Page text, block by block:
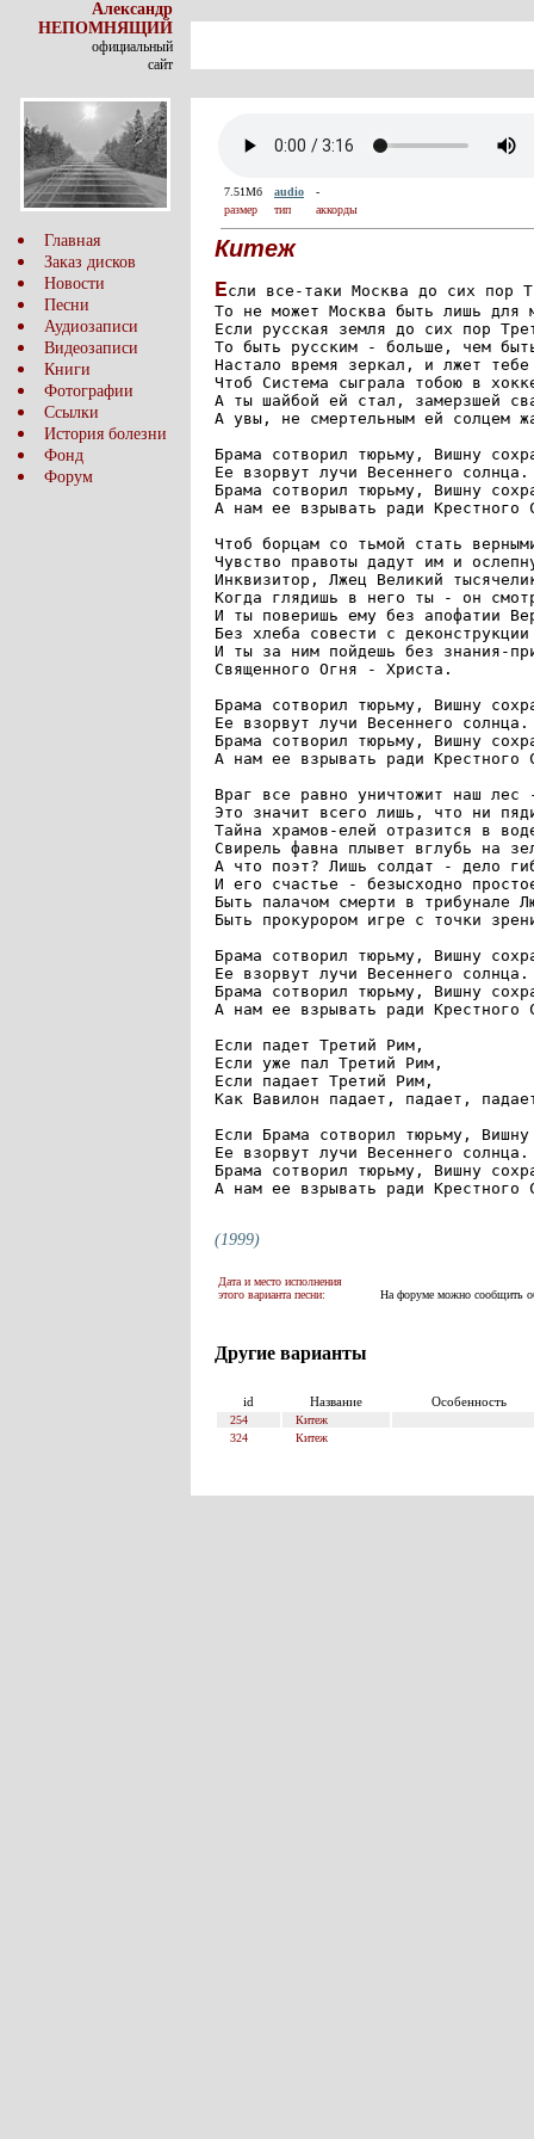
Александр
НЕПОМНЯЩИЙ
официальный
сайт
Главная
Заказ дисков
Новости
Песни
Аудиозаписи
Видеозаписи
Книги
Фотографии
Ссылки
История болезни
Фонд
Форум
7.51Мб audio
-
размер
тип аккорды
Китеж
Если все-таки Москва до сих пор
То не может Москва быть лишь для
Если русская земля до сих пор
То быть русским - больше, чем
Hастало время зеркал, и лжет
Чтоб Система сыграла тобою в
А ты шайбой ей стал, замерзшей
А увы, не смертельным ей солцем
Брама сотворил тюрьму, Вишну
Ее взорвут лучи Весеннего солнца.
Брама сотворил тюрьму, Вишну
А нам ее взрывать ради Крестного
Чтоб борцам со тьмой стать
Чувство правоты дадут им и
Инквизитор, Лжец Великий
Когда глядишь в него ты - он
И ты поверишь ему без апофатии
Без хлеба совести с
И ты за ним пойдешь без знания-
Священного Огня - Христа.
Брама сотворил тюрьму, Вишну
Ее взорвут лучи Весеннего солнца.
Брама сотворил тюрьму, Вишну
А нам ее взрывать ради Крестного
Враг все равно уничтожит наш лес
Это значит всего лишь, что ни
Тайна храмов-елей отразится в
Свирель фавна плывет вглубь на
А что поэт? Лишь солдат - дело
И его счастье - безысходно
Быть палачом смерти в трибунале
Быть прокурором игре с точки
Брама сотворил тюрьму, Вишну
Ее взорвут лучи Весеннего солнца.
Брама сотворил тюрьму, Вишну
А нам ее взрывать ради Крестного
Если падет Третий Рим,
Если уже пал Третий Рим,
Если падает Третий Рим,
Как Вавилон падает, падает,
Если Брама сотворил тюрьму,
Ее взорвут лучи Весеннего солнца.
Брама сотворил тюрьму, Вишну
А нам ее взрывать ради Крестного
(1999)
Дата и место исполнения
этого варианта песни:
На форуме можно сообщить об
Другие варианты
id Название Особенность
254
Китеж
324
Китеж